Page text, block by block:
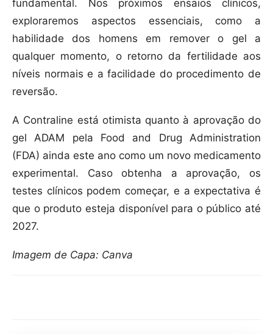
fundamental. Nos próximos ensaios clínicos,
exploraremos aspectos essenciais, como a
habilidade dos homens em remover o gel a
qualquer momento, o retorno da fertilidade aos
níveis normais e a facilidade do procedimento de
reversão.
A Contraline está otimista quanto à aprovação do
gel ADAM pela Food and Drug Administration
(FDA) ainda este ano como um novo medicamento
experimental. Caso obtenha a aprovação, os
testes clínicos podem começar, e a expectativa é
que o produto esteja disponível para o público até
2027.
Imagem de Capa: Canva